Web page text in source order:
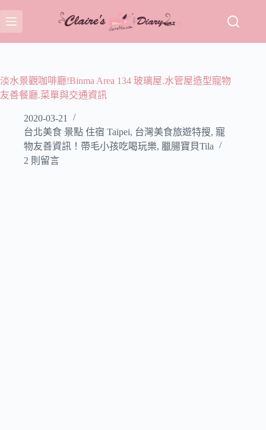
至
主
容
淡水景觀咖啡廳!Binma Area 134 玻璃屋.水管屋造型寵物
友善餐廳.菜單與交通資訊
2020-03-21
台北美食 景點 住宿 Taipei, 台灣美食旅遊特搜, 寵
物友善資訊！帶毛小孩吃喝玩樂, 臘腸寶貝Tila
2 則留言